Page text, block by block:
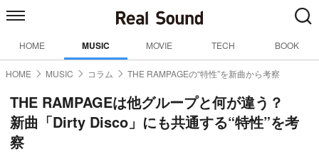
HOME MUSIC MOVIE TECH BOOK
HOME MUSIC コラム THE RAMPAGEの“特性”を新曲から考察
THE RAMPAGEは他グループと何が違う？
新曲「Dirty Disco」にも共通する“特性”を考
察